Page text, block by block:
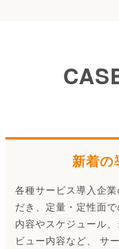
新着の
各種サービス導入企
だき、定量・定性面
内容やスケジュール
ビュー内容など、 サ